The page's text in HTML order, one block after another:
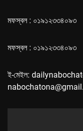
মফস্বল : ০১৯১২৩৩৪০৯৩
মফস্বল : ০১৯১২৩৩৪০৯৩
ই-মেইল: